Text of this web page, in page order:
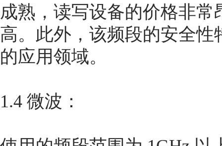
成熟，读写设备的价格非
高。此外，该频段的安全
的应用领域。
1.4 微波：